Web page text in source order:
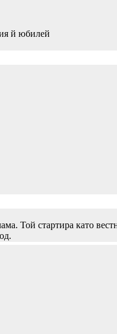
й юбилей
Той стартира като